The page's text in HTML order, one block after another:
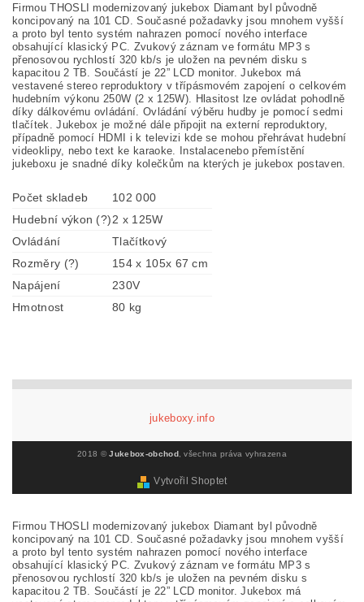
Firmou THOSLI modernizovaný jukebox Diamant byl původně
koncipovaný na 101 CD. Současné požadavky jsou mnohem vyšší
a proto byl tento systém nahrazen pomocí nového interface
obsahující klasický PC. Zvukový záznam ve formátu MP3 s
přenosovou rychlostí 320 kb/s je uložen na pevném disku s
kapacitou 2 TB. Součástí je 22” LCD monitor. Jukebox má
vestavené stereo reproduktory v třípásmovém zapojení o celkovém
hudebním výkonu 250W (2 x 125W). Hlasitost lze ovládat pohodlně
díky dálkovému ovládání. Ovládání výběru hudby je pomocí sedmi
tlačítek. Jukebox je možné dále připojit na externí reproduktory,
případně pomocí HDMI i k televizi kde se mohou přehrávat hudební
videoklipy, nebo text ke karaoke. Instalacenebo přemístění
jukeboxu je snadné díky kolečkům na kterých je jukebox postaven.
Počet skladeb
102 000
Hudební výkon (?)2 x 125W
Ovládání
Tlačítkový
Rozměry (?)
154 x 105x 67 cm
Napájení
230V
Hmotnost
80 kg
jukeboxy.info
2018 ©Jukebox-obchod, všechna práva vyhrazena
Vytvořil Shoptet
Firmou THOSLI modernizovaný jukebox Diamant byl původně
koncipovaný na 101 CD. Současné požadavky jsou mnohem vyšší
a proto byl tento systém nahrazen pomocí nového interface
obsahující klasický PC. Zvukový záznam ve formátu MP3 s
přenosovou rychlostí 320 kb/s je uložen na pevném disku s
kapacitou 2 TB. Součástí je 22” LCD monitor. Jukebox má